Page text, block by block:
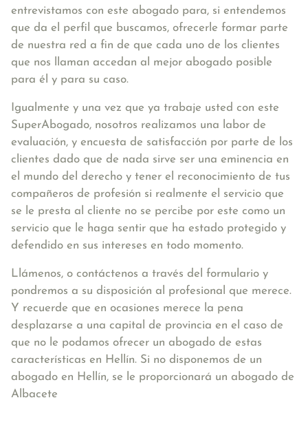
entrevistamos con este abogado para, si entendemos
que da el perfil que buscamos, ofrecerle formar parte
de nuestra red a fin de que cada uno de los clientes
que nos llaman accedan al mejor abogado posible
para él y para su caso.
Igualmente y una vez que ya trabaje usted con este
SuperAbogado, nosotros realizamos una labor de
evaluación, y encuesta de satisfacción por parte de los
clientes dado que de nada sirve ser una eminencia en
el mundo del derecho y tener el reconocimiento de tus
compañeros de profesión si realmente el servicio que
se le presta al cliente no se percibe por este como un
servicio que le haga sentir que ha estado protegido y
defendido en sus intereses en todo momento.
Llámenos, o contáctenos a través del formulario y
pondremos a su disposición al profesional que merece.
Y recuerde que en ocasiones merece la pena
desplazarse a una capital de provincia en el caso de
que no le podamos ofrecer un abogado de estas
características en Hellín. Si no disponemos de un
abogado en Hellín, se le proporcionará un abogado de
Albacete